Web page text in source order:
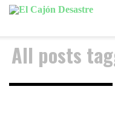
MÚSICA
TELEVISIÓN
POLÍTICA
ACTUALIDAD
EUROVISIÓN
All posts